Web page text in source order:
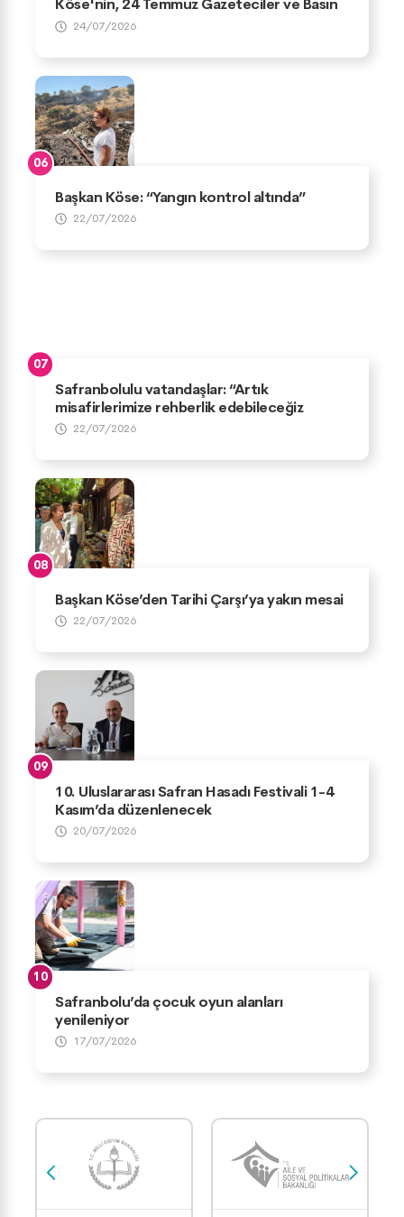
Köse'nin, 24 Temmuz Gazeteciler ve Basın
Bayramı Mesajı
24/07/2026
Başkan Köse: “Yangın kontrol altında”
22/07/2026
Safranbolulu vatandaşlar: “Artık
misafirlerimize rehberlik edebileceğiz
22/07/2026
Başkan Köse’den Tarihi Çarşı’ya yakın mesai
22/07/2026
10. Uluslararası Safran Hasadı Festivali 1-4
Kasım’da düzenlenecek
20/07/2026
Safranbolu’da çocuk oyun alanları
yenileniyor
17/07/2026